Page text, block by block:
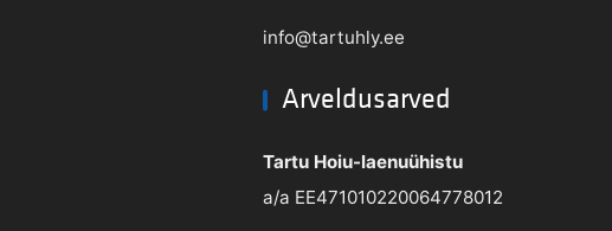
info@tartuhly.ee
Arveldusarved
Tartu Hoiu-laenuühistu
a/a EE471010220064778012